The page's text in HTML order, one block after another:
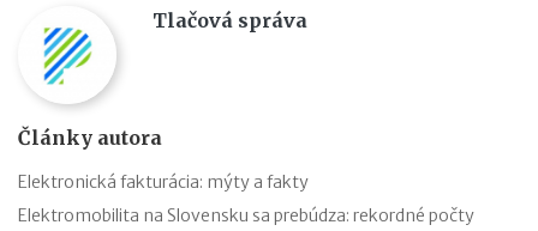
Tlačová správa
Články autora
Elektronická fakturácia: mýty a fakty
Elektromobilita na Slovensku sa prebúdza: rekordné počty